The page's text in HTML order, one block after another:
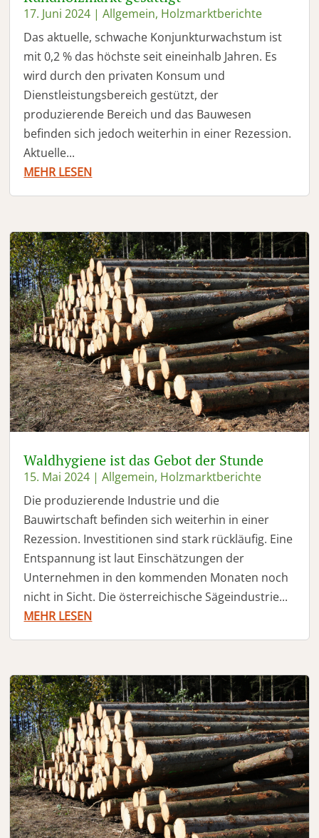
17. Juni 2024 |Allgemein, Holzmarktberichte
Das aktuelle, schwache Konjunkturwachstum ist
mit 0,2 % das höchste seit eineinhalb Jahren. Es
wird durch den privaten Konsum und
Dienstleistungsbereich gestützt, der
produzierende Bereich und das Bauwesen
befinden sich jedoch weiterhin in einer Rezession.
Aktuelle...
MEHR LESEN
Waldhygiene ist das Gebot der Stunde
15. Mai 2024 |Allgemein, Holzmarktberichte
Die produzierende Industrie und die
Bauwirtschaft befinden sich weiterhin in einer
Rezession. Investitionen sind stark rückläufig. Eine
Entspannung ist laut Einschätzungen der
Unternehmen in den kommenden Monaten noch
nicht in Sicht. Die österreichische Sägeindustrie...
MEHR LESEN